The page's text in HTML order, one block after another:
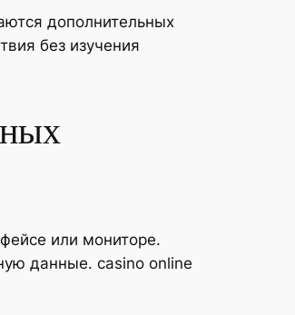
дополнительных
без изучения
или мониторе.
данные. casino online